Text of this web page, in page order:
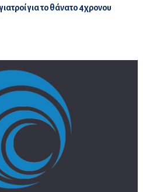
για το θάνατο 4χρονου